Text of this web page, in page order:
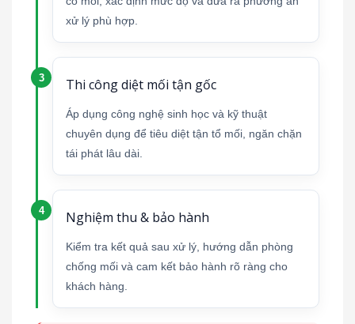
xử lý phù hợp.
Thi công diệt mối tận gốc
Áp dụng công nghệ sinh học và kỹ thuật
chuyên dụng để tiêu diệt tận tổ mối, ngăn chặn
tái phát lâu dài.
Nghiệm thu & bảo hành
Kiểm tra kết quả sau xử lý, hướng dẫn phòng
chống mối và cam kết bảo hành rõ ràng cho
khách hàng.